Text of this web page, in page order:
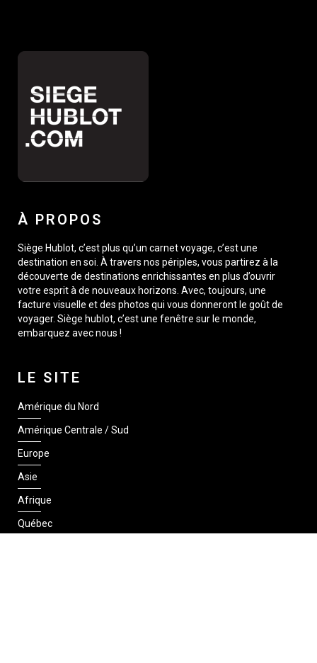
À PROPOS
Siège Hublot, c’est plus qu’un carnet voyage, c’est une
destination en soi. À travers nos périples, vous partirez à la
découverte de destinations enrichissantes en plus d’ouvrir
votre esprit à de nouveaux horizons. Avec, toujours, une
facture visuelle et des photos qui vous donneront le goût de
voyager. Siège hublot, c’est une fenêtre sur le monde,
embarquez avec nous !
LE SITE
Amérique du Nord
Amérique Centrale / Sud
Europe
Asie
Afrique
Québec